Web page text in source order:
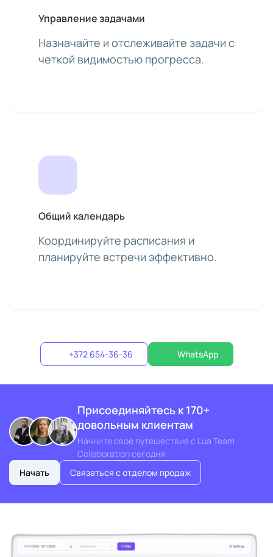
Управление задачами
Назначайте и отслеживайте задачи с
четкой видимостью прогресса.
Общий календарь
Координируйте расписания и
планируйте встречи эффективно.
+372 654-36-36 WhatsApp
Присоединяйтесь к 170+
довольным клиентам
Начните свое путешествие с Lua Team
Collaboration сегодня
Начать
Связаться с отделом продаж